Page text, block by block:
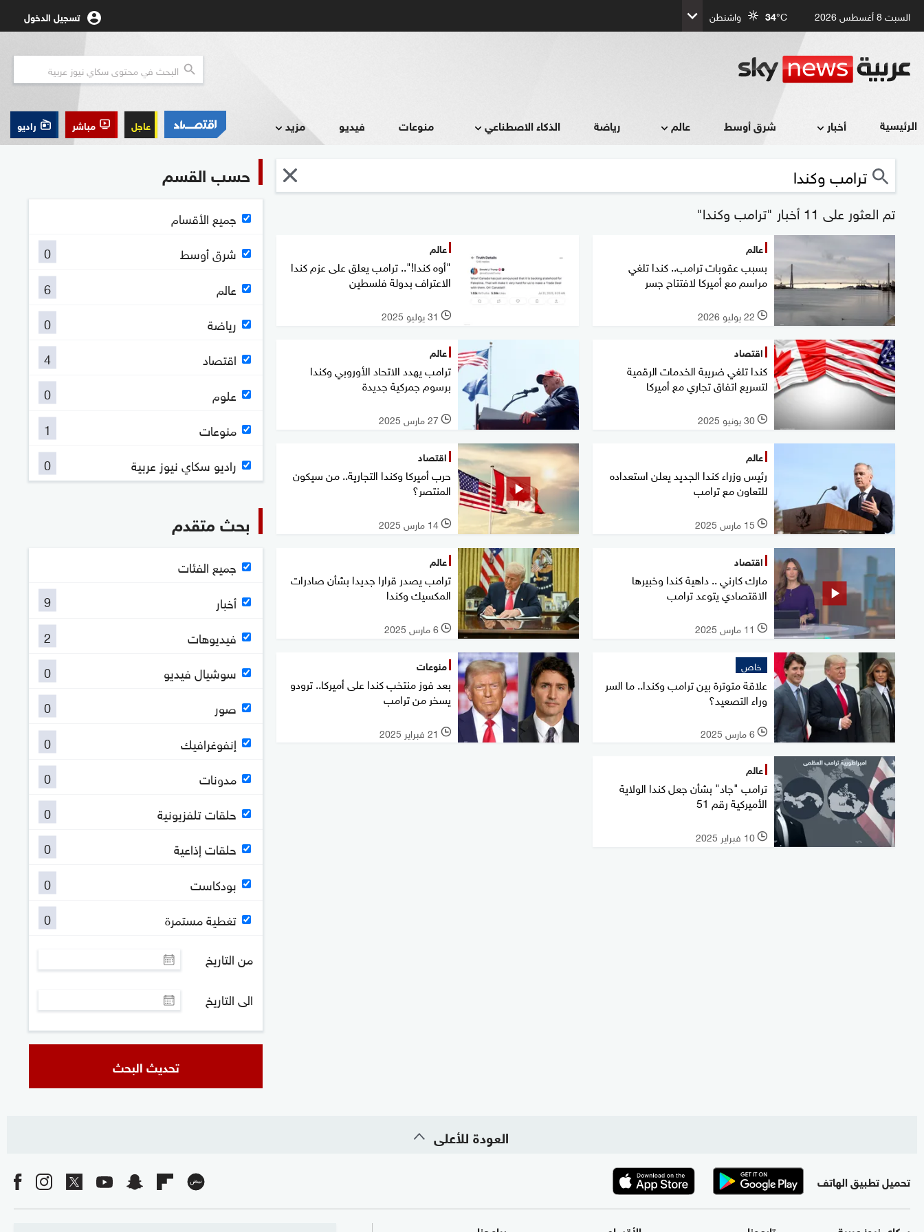
السبت 8 أغسطس 2026 34°C واشنطن تسجيل الدخول
الرئيسية أخبار شرق أوسط عالم رياضة الذكاء الاصطناعي منوعات فيديو مزيد عاجل مباشر راديو
تم العثور على 11 أخبار "ترامب وكندا"
عالم
بسبب عقوبات ترامب.. كندا تلغي
مراسم مع أميركا لافتتاح جسر
l 22 يوليو 2026
عالم
"أوه كندا!".. ترامب يعلق على عزم كندا
الاعتراف بدولة فلسطين
l 31 يوليو 2025
اقتصاد
كندا تلغي ضريبة الخدمات الرقمية
لتسريع اتفاق تجاري مع أميركا
l 30 يونيو 2025
عالم
ترامب يهدد الاتحاد الأوروبي وكندا
برسوم جمركية جديدة
l 27 مارس 2025
عالم
رئيس وزراء كندا الجديد يعلن استعداده
للتعاون مع ترامب
l 15 مارس 2025
اقتصاد
حرب أميركا وكندا التجارية.. من سيكون
المنتصر؟
l 14 مارس 2025
اقتصاد
مارك كارني .. داهية كندا وخبيرها
الاقتصادي يتوعد ترامب
l 11 مارس 2025
عالم
ترامب يصدر قرارا جديدا بشأن صادرات
المكسيك وكندا
l 6 مارس 2025
خاص
علاقة متوترة بين ترامب وكندا.. ما السر
وراء التصعيد؟
l 6 مارس 2025
منوعات
بعد فوز منتخب كندا على أميركا.. ترودو
يسخر من ترامب
l 21 فبراير 2025
عالم
ترامب "جاد" بشأن جعل كندا الولاية
الأميركية رقم 51
l 10 فبراير 2025
حسب القسم
جميع الأقسام
شرق أوسط
0
عالم
6
رياضة
0
اقتصاد
4
علوم
0
منوعات
1
راديو سكاي نيوز عربية
0
بحث متقدم
جميع الفئات
أخبار
9
فيديوهات
2
سوشيال فيديو
0
صور
0
إنفوغرافيك
0
مدونات
0
حلقات تلفزيونية
0
حلقات إذاعية
0
بودكاست
0
تغطية مستمرة
0
من التاريخ
الى التاريخ
تحديث البحث
العودة للأعلى
تحميل تطبيق الهاتف